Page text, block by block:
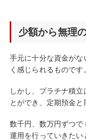
少額から無理
手元に十分な資金が
く感じられるものです
しかし、プラチナ積
とができ、定期預金と
数千円、数万円ずつ
運用を行っていきた